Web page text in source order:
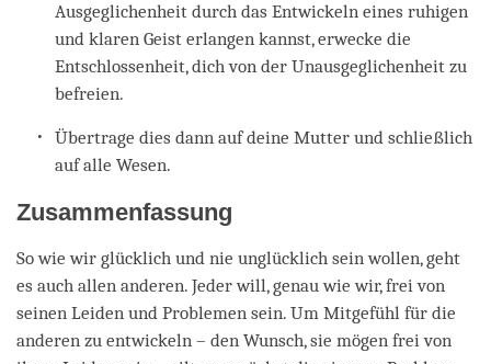
Ausgeglichenheit durch das Entwickeln eines ruhigen
und klaren Geist erlangen kannst, erwecke die
Entschlossenheit, dich von der Unausgeglichenheit zu
befreien.
Übertrage dies dann auf deine Mutter und schließlich
auf alle Wesen.
Zusammenfassung
So wie wir glücklich und nie unglücklich sein wollen, geht
es auch allen anderen. Jeder will, genau wie wir, frei von
seinen Leiden und Problemen sein. Um Mitgefühl für die
anderen zu entwickeln – den Wunsch, sie mögen frei von